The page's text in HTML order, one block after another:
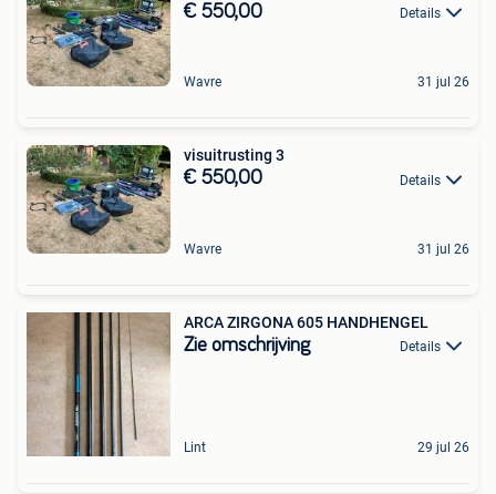
€ 550,00 Details
Wavre 31 jul 26
visuitrusting 3
€ 550,00 Details
Wavre 31 jul 26
ARCA ZIRGONA 605 HANDHENGEL
Zie omschrijving Details
Lint 29 jul 26